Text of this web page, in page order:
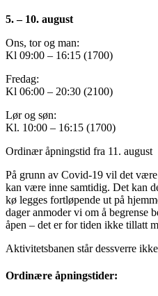
5. – 10. august
Ons, tor og man:
Kl 09:00 – 16:15 (1700)
Fredag:
Kl 06:00 – 20:30 (2100)
Lør og søn:
Kl. 10:00 – 16:15 (1700)
Ordinær åpningstid fra 11. august
På grunn av Covid-19 vil det
kan være inne samtidig. Det kan
kø legges fortløpende ut på
dager anmoder vi om å begrense
åpen – det er for tiden ikke tillatt
Aktivitetsbanen står dessverre
Ordinære åpningstider: